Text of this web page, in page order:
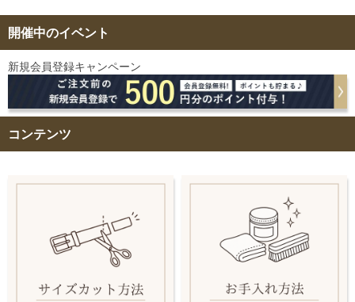
開催中のイベント
新規会員登録キャンペーン
コンテンツ